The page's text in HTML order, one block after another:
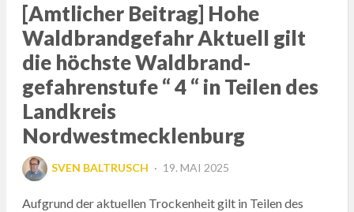
[Amtlicher Beitrag] Hohe
Waldbrandgefahr Aktuell gilt
die höchste Waldbrand­
gefahrenstufe “ 4 “ in Teilen des
Landkreis
Nordwestmecklenburg
SVEN BALTRUSCH
POSTED
19. MAI 2025
Aufgrund der aktuellen Trockenheit gilt in Teilen des